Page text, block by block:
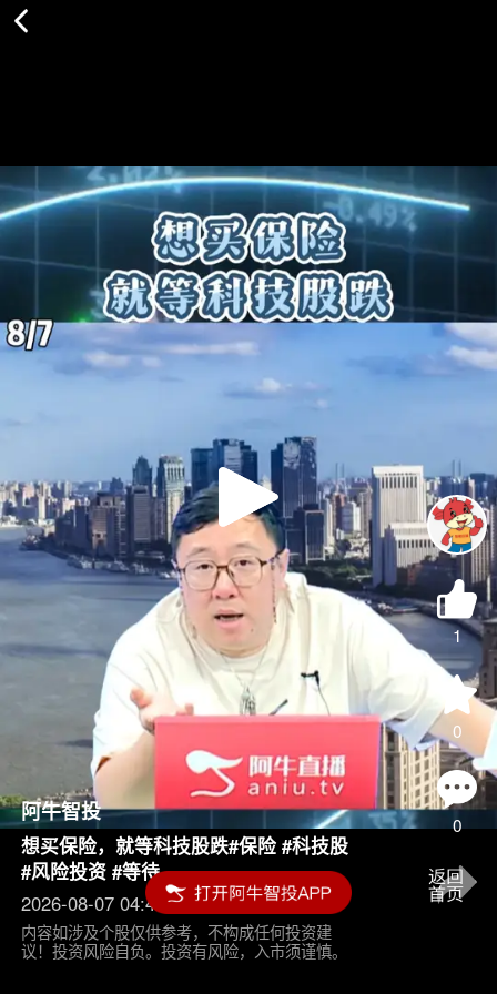
Play
Video
1
0
0
阿牛智投
想买保险，就等科技股跌#保险 #科技股
#风险投资 #等待
2026-08-07 04:45
内容如涉及个股仅供参考，不构成任何投资建
议！投资风险自负。投资有风险，入市须谨慎。